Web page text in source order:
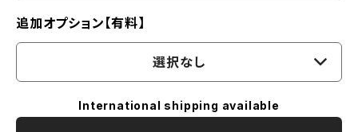
追加オプション【有料】
選択なし
International shipping available